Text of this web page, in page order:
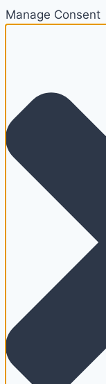
Manage Consent